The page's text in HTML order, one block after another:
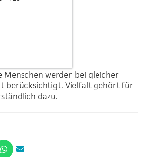
Menschen werden bei gleicher
berücksichtigt. Vielfalt gehört für
dazu.